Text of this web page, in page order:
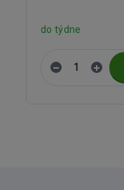
do týdne